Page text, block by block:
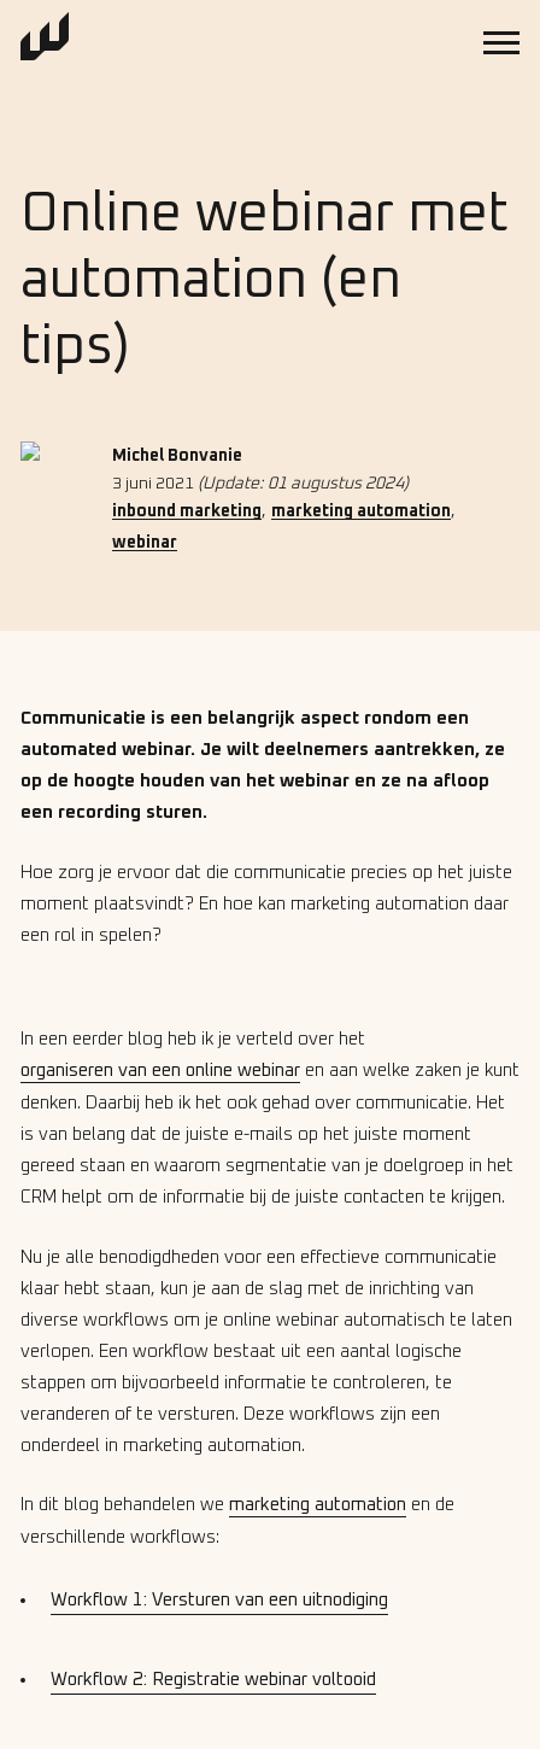
Online webinar met
automation (en
tips)
Michel Bonvanie
3 juni 2021 (Update: 01 augustus 2024)
inbound marketing, marketing automation,
webinar
Communicatie is een belangrijk aspect rondom een
automated webinar. Je wilt deelnemers aantrekken, ze
op de hoogte houden van het webinar en ze na afloop
een recording sturen.
Hoe zorg je ervoor dat die communicatie precies op het juiste
moment plaatsvindt? En hoe kan marketing automation daar
een rol in spelen?
In een eerder blog heb ik je verteld over het
organiseren van een online webinar en aan welke zaken je kunt
denken. Daarbij heb ik het ook gehad over communicatie. Het
is van belang dat de juiste e-mails op het juiste moment
gereed staan en waarom segmentatie van je doelgroep in het
CRM helpt om de informatie bij de juiste contacten te krijgen.
Nu je alle benodigdheden voor een effectieve communicatie
klaar hebt staan, kun je aan de slag met de inrichting van
diverse workflows om je online webinar automatisch te laten
verlopen. Een workflow bestaat uit een aantal logische
stappen om bijvoorbeeld informatie te controleren, te
veranderen of te versturen. Deze workflows zijn een
onderdeel in marketing automation.
In dit blog behandelen we marketing automation en de
verschillende workflows:
Workflow 1: Versturen van een uitnodiging
Workflow 2: Registratie webinar voltooid